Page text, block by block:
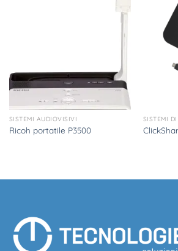
SISTEMI AUDIOVISIVI
Ricoh portatile P3500
SISTEMI